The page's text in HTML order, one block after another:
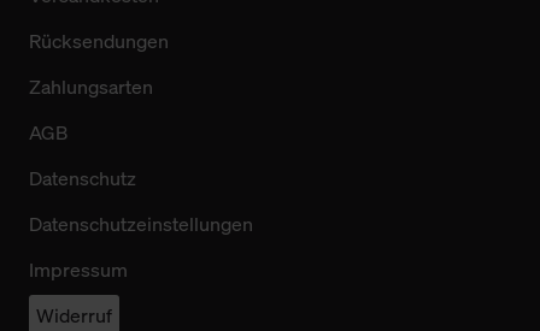
Rücksendungen
Zahlungsarten
AGB
Datenschutz
Datenschutzeinstellungen
Impressum
Widerruf